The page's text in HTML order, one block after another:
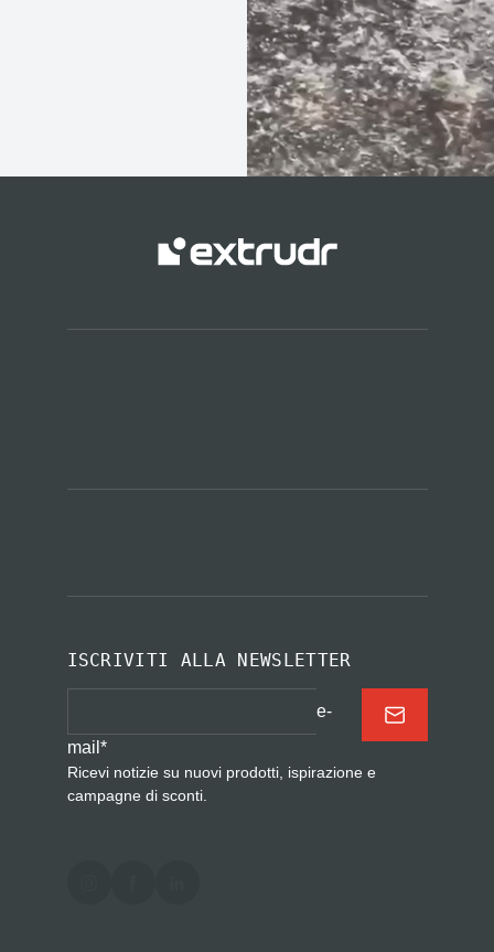
ISCRIVITI ALLA NEWSLETTER
e-
mail *
Ricevi notizie su nuovi prodotti, ispirazione e
campagne di sconti.